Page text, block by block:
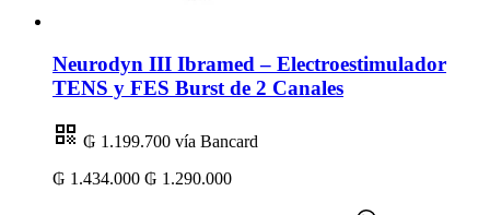
Neurodyn III Ibramed – Electroestimulador
TENS y FES Burst de 2 Canales
₲ 1.199.700 vía Bancard
₲ 1.434.000 ₲ 1.290.000